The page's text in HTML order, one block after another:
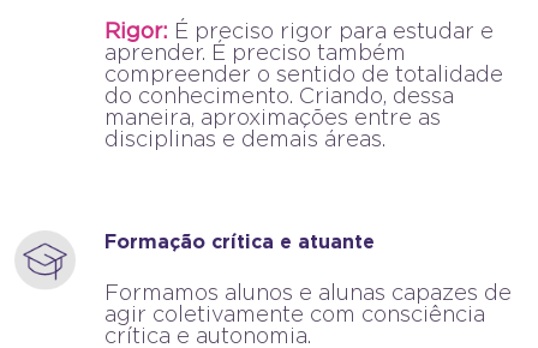
Rigor: É preciso rigor para estudar e
aprender. É preciso também
compreender o sentido de totalidade
do conhecimento. Criando, dessa
maneira, aproximações entre as
disciplinas e demais áreas.
Formação crítica e atuante
Formamos alunos e alunas capazes de
agir coletivamente com consciência
crítica e autonomia.